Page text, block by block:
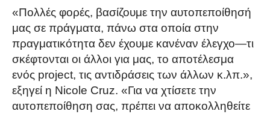
«Πολλές φορές, βασίζουμε την αυτοπεποίθησή
μας σε πράγματα, πάνω στα οποία στην
πραγματικότητα δεν έχουμε κανέναν έλεγχο—τι
σκέφτονται οι άλλοι για μας, το αποτέλεσμα
ενός project, τις αντιδράσεις των άλλων κ.λπ.»,
εξηγεί η Nicole Cruz. «Για να χτίσετε την
αυτοπεποίθηση σας, πρέπει να αποκολληθείτε